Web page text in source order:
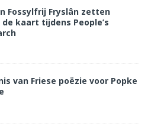
Fossylfrij Fryslân zetten
kaart tijdens People’s
van Friese poëzie voor Popke